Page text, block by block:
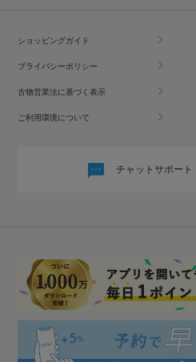
ショッピングガイド
プライバシーポリシー
古物営業法に基づく表示
ご利用環境について
チャットサポート